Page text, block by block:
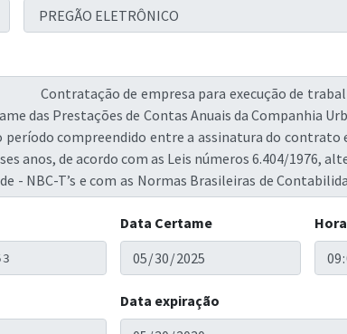
Data Certame Hora
Data expiração